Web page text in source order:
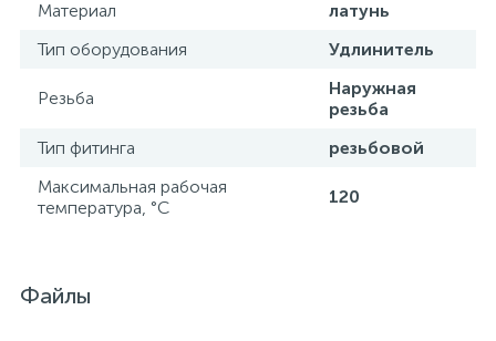
Материал
латунь
Тип оборудования
Удлинитель
Резьба
Наружная
резьба
Тип фитинга
резьбовой
Максимальная рабочая
температура, °С
120
Файлы